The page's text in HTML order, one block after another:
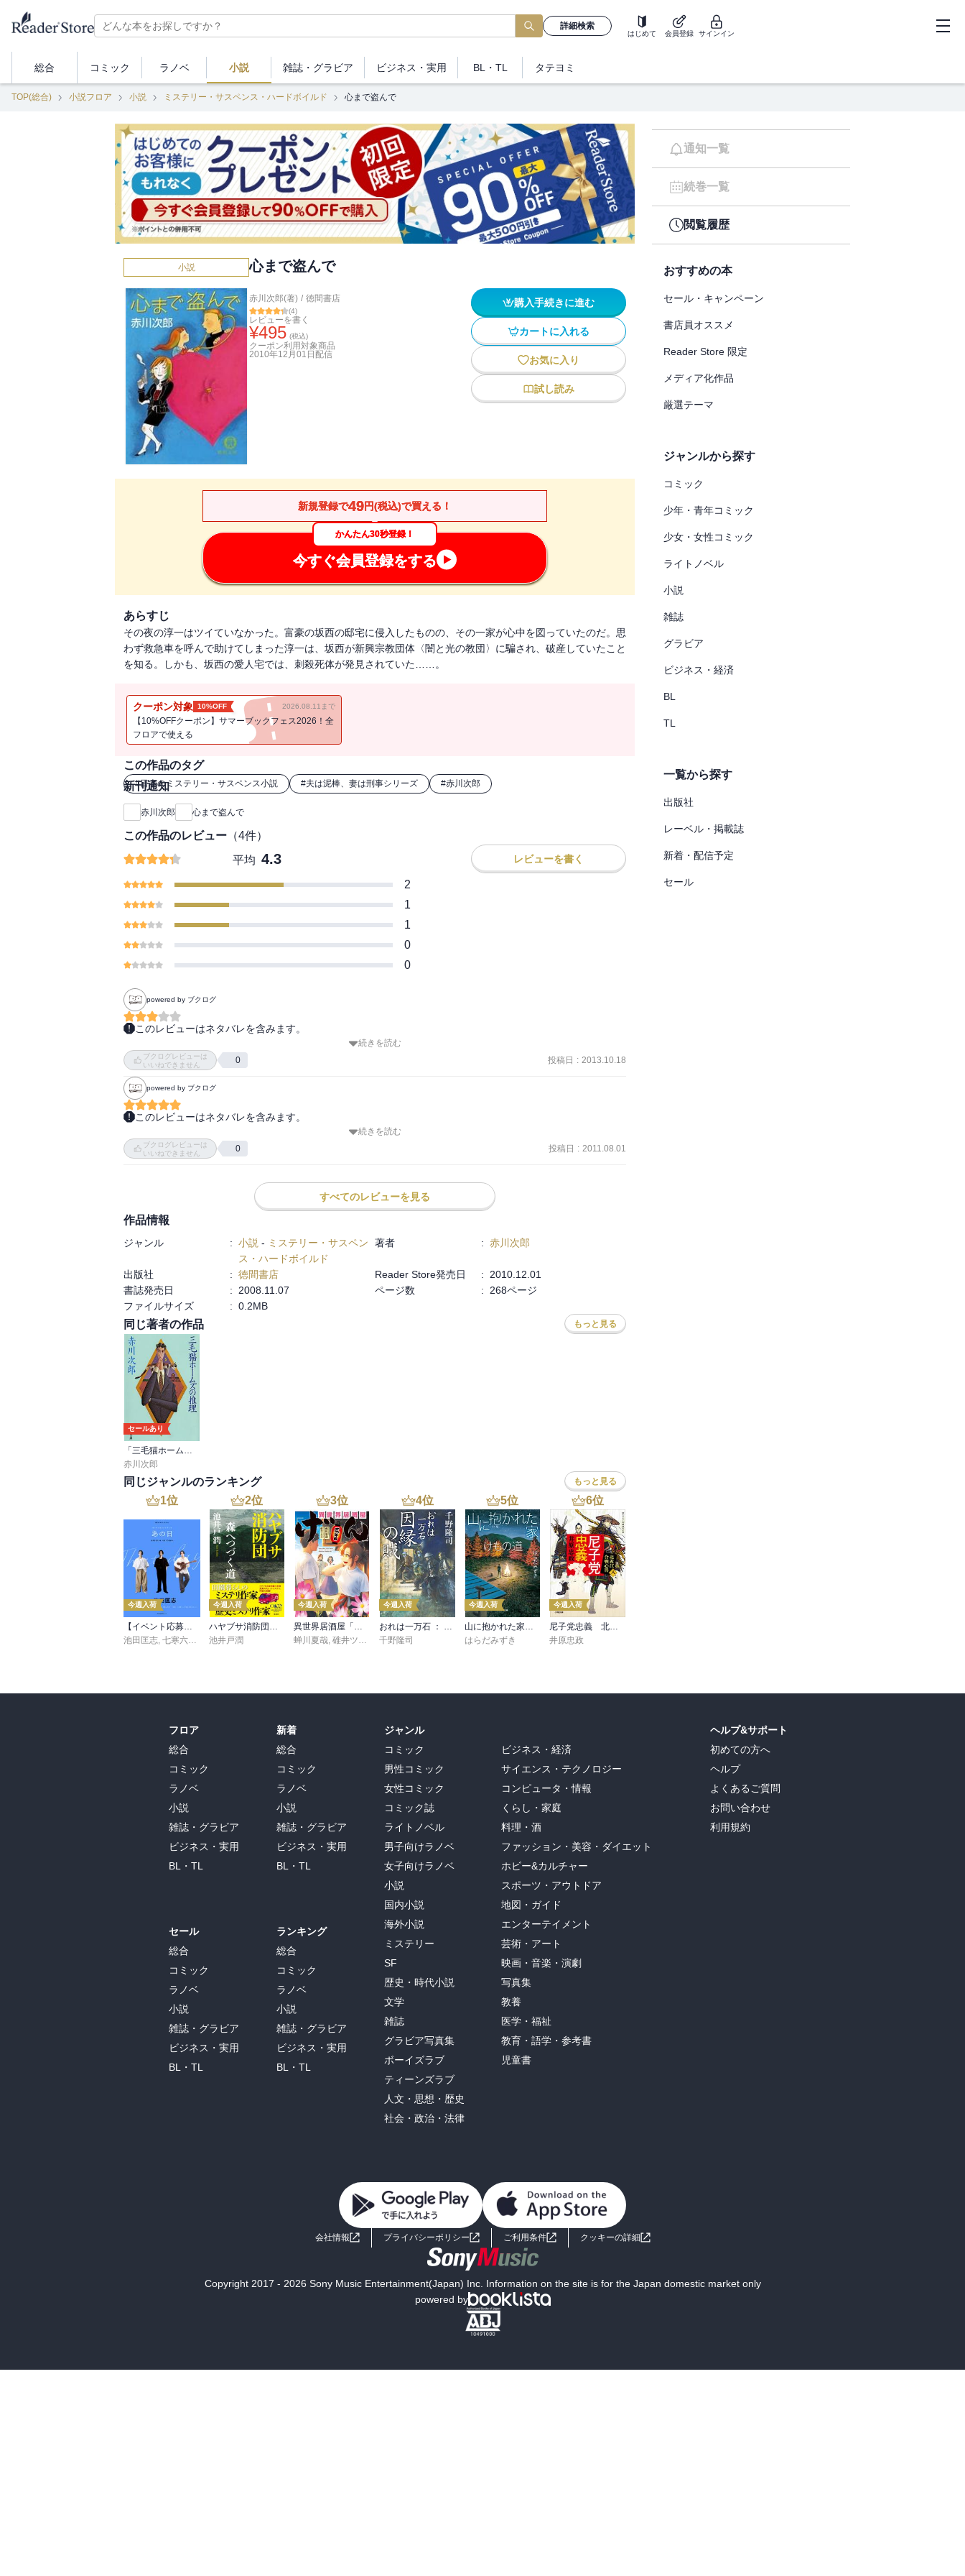
詳細検索
はじめて 会員登録 サインイン
総合 コミック ラノベ 小説 雑誌・ グラビア ビジネス ・実用 BL・TL タテヨミ
TOP(総合) 小説フロア 小説 ミステリー・サスペンス・ハードボイルド 心まで盗んで
小説 心まで盗んで
赤川次郎(著) / 徳間書店
(4)
レビューを書く
¥495 (税込)
クーポン利用対象商品
2010年12月01日 配信
購入手続きに進む
カートに入れる
お気に入り
試し読み
新規登録で49円(税込)で買える！
かんたん30秒登録！
今すぐ会員登録をする
あらすじ
その夜の淳一はツイていなかった。富豪の坂西の邸宅に侵入したものの、その一家が心中を図っていたのだ。思
わず救急車を呼んで助けてしまった淳一は、坂西が新興宗教団体〈闇と光の教団〉に騙され、破産していたこと
を知る。しかも、坂西の愛人宅では、刺殺死体が発見されていた……。
クーポン対象 10%OFF 2026.08.11まで
【10%OFFクーポン】サマーブックフェス2026！全
フロアで使える
この作品のタグ
#日本のミステリー・サスペンス小説 #夫は泥棒、妻は刑事シリーズ #赤川次郎
新刊通知
赤川次郎 心まで盗んで
この作品のレビュー （4件）
平均 4.3 レビューを書く
2
1
1
0
0
powered by ブクログ
このレビューはネタバレを含みます。
泥棒・淳一＆刑事・真弓夫婦シリース。
やっぱり赤川先生ははずれが無い。
安定感あります。
このシリーズ好きなので、ずっと続いて欲しいです。
続きを読む
ブクログレビューは
いいねできません
0 投稿日 : 2013.10.18
powered by ブクログ
このレビューはネタバレを含みます。
赤川次郎作品にしては、社会派的な物語になっている。
それでも、刑事が大臣なども逮捕してしまうのは心地がよい。
大規模な犯罪に2人で立ち向かうところがすごい。
盗む気もなく、若い女性の心を盗んでしまったのは、後日談があると嬉しい。
続きを読む
ブクログレビューは
いいねできません
0 投稿日 : 2011.08.01
すべてのレビューを見る
作品情報
ジャンル : 小説 - ミステリー・サスペン
ス・ハードボイルド
著者 : 赤川次郎
出版社 : 徳間書店 Reader Store発売日 :
2010.12.01
書誌発売日
: 2008.11.07 ページ数 :
268ページ
ファイルサイズ
: 0.2MB
同じ著者の作品 もっと見る
セールあり
「三毛猫ホームズ」シリーズ
赤川次郎
同じジャンルのランキング もっと見る
1位
今週入荷
池田匡志 七寒六温 konoko58,
2位
今週入荷
池井戸潤
3位
今週入荷
蝉川夏哉 ,碓井ツカサ
4位
今週入荷
千野隆司
5位
今週入荷
はらだみずき
6位
今週入荷
井原忠政
通知一覧
続巻一覧
閲覧履歴
おすすめの本
セール・キャンペーン
書店員オススメ
Reader Store 限定
メディア化作品
厳選テーマ
ジャンルから探す
コミック
少年・青年コミック
少女・女性コミック
ライトノベル
小説
雑誌
グラビア
ビジネス・経済
BL
TL
一覧から探す
出版社
レーベル・掲載誌
新着・配信予定
セール
フロア
総合
コミック
ラノベ
小説
雑誌・グラビア
ビジネス・実用
BL・TL
セール
総合
コミック
ラノベ
小説
雑誌・グラビア
ビジネス・実用
BL・TL
新着
総合
コミック
ラノベ
小説
雑誌・グラビア
ビジネス・実用
BL・TL
ランキング
総合
コミック
ラノベ
小説
雑誌・グラビア
ビジネス・実用
BL・TL
ジャンル
コミック
男性コミック
女性コミック
コミック誌
ライトノベル
男子向けラノベ
女子向けラノベ
小説
国内小説
海外小説
ミステリー
SF
歴史・時代小説
文学
雑誌
グラビア写真集
ボーイズラブ
ティーンズラブ
人文・思想・歴史
社会・政治・法律
ビジネス・経済
サイエンス・テクノロジー
コンピュータ・情報
くらし・家庭
料理・酒
ファッション・美容・ダイエット
ホビー&カルチャー
スポーツ・アウトドア
地図・ガイド
エンターテイメント
芸術・アート
映画・音楽・演劇
写真集
教養
医学・福祉
教育・語学・参考書
児童書
ヘルプ&サポート
初めての方へ
ヘルプ
よくあるご質問
お問い合わせ
利用規約
会社情報 プライバシーポリシー ご利用条件 クッキーの詳細
Copyright 2017 - 2026 Sony Music Entertainment(Japan) Inc. Information on the site is for the Japan domestic market only
powered by